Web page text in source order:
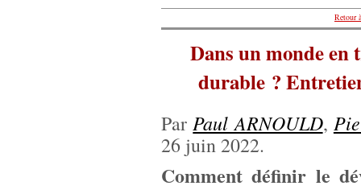
Retour
Dans un monde en
durable ?
ParPaul ARNOULD,
26 juin 2022.
Comment définir le